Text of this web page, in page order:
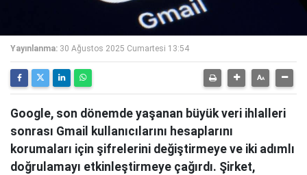
Yayınlanma: 30 Ağustos 2025 Cumartesi 13:54
Google, son dönemde yaşanan büyük veri ihlalleri
sonrası Gmail kullanıcılarını hesaplarını
korumaları için şifrelerini değiştirmeye ve iki adımlı
doğrulamayı etkinleştirmeye çağırdı. Şirket,